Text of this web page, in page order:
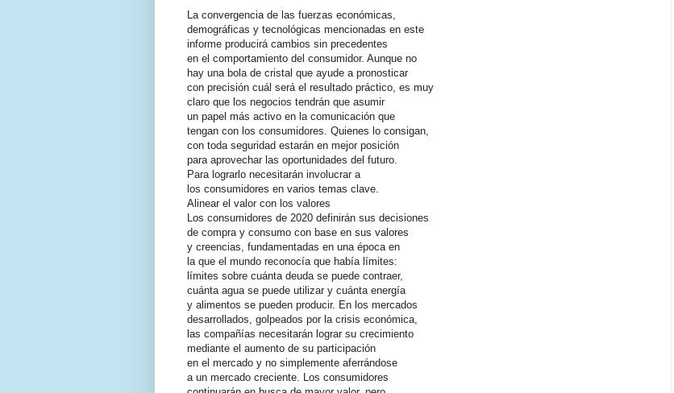
La convergencia de las fuerzas económicas,
demográficas y tecnológicas mencionadas en este
informe producirá cambios sin precedentes
en el comportamiento del consumidor. Aunque no
hay una bola de cristal que ayude a pronosticar
con precisión cuál será el resultado práctico, es muy
claro que los negocios tendrán que asumir
un papel más activo en la comunicación que
tengan con los consumidores. Quienes lo consigan,
con toda seguridad estarán en mejor posición
para aprovechar las oportunidades del futuro.
Para lograrlo necesitarán involucrar a
los consumidores en varios temas clave.
Alinear el valor con los valores
Los consumidores de 2020 definirán sus decisiones
de compra y consumo con base en sus valores
y creencias, fundamentadas en una época en
la que el mundo reconocía que había límites:
límites sobre cuánta deuda se puede contraer,
cuánta agua se puede utilizar y cuánta energía
y alimentos se pueden producir. En los mercados
desarrollados, golpeados por la crisis económica,
las compañías necesitarán lograr su crecimiento
mediante el aumento de su participación
en el mercado y no simplemente aferrándose
a un mercado creciente. Los consumidores